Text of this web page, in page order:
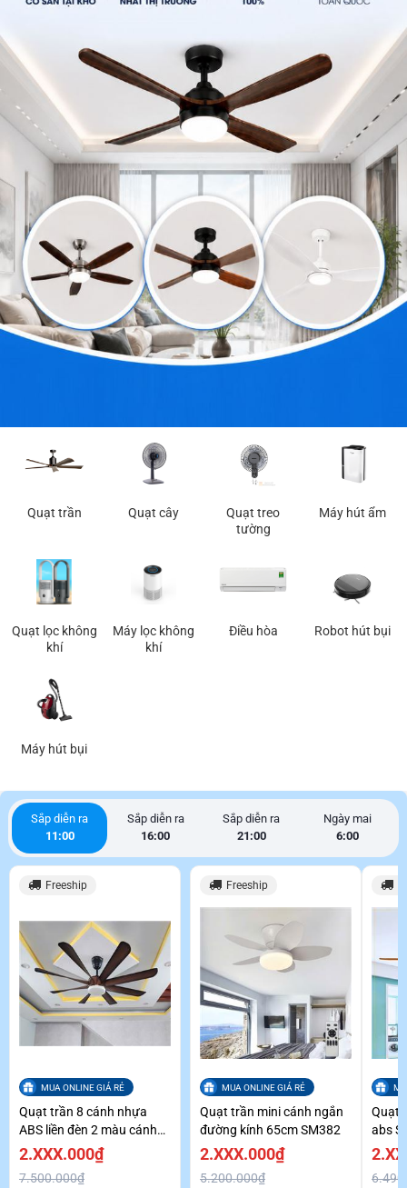
Quạt trần Quạt cây
Quạt treo
tường
Máy hút ẩm
Quạt lọc không
khí
Máy lọc không
khí
Điều hòa Robot hút bụi
Máy hút bụi
Sắp diễn ra
11:00
Sắp diễn ra
16:00
Sắp diễn ra
21:00
Ngày mai
6:00
Freeship
MUA ONLINE GIÁ RẺ
Quạt trần 8 cánh nhựa
ABS liền đèn 2 màu cánh
siêu gió SM435
2.XXX.000₫
7.500.000₫
Freeship
MUA ONLINE GIÁ RẺ
Quạt trần mini cánh ngắn
đường kính 65cm SM382
2.XXX.000₫
5.200.000₫
Quạt
abs